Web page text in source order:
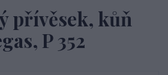
přívěsek, kůň
P 352